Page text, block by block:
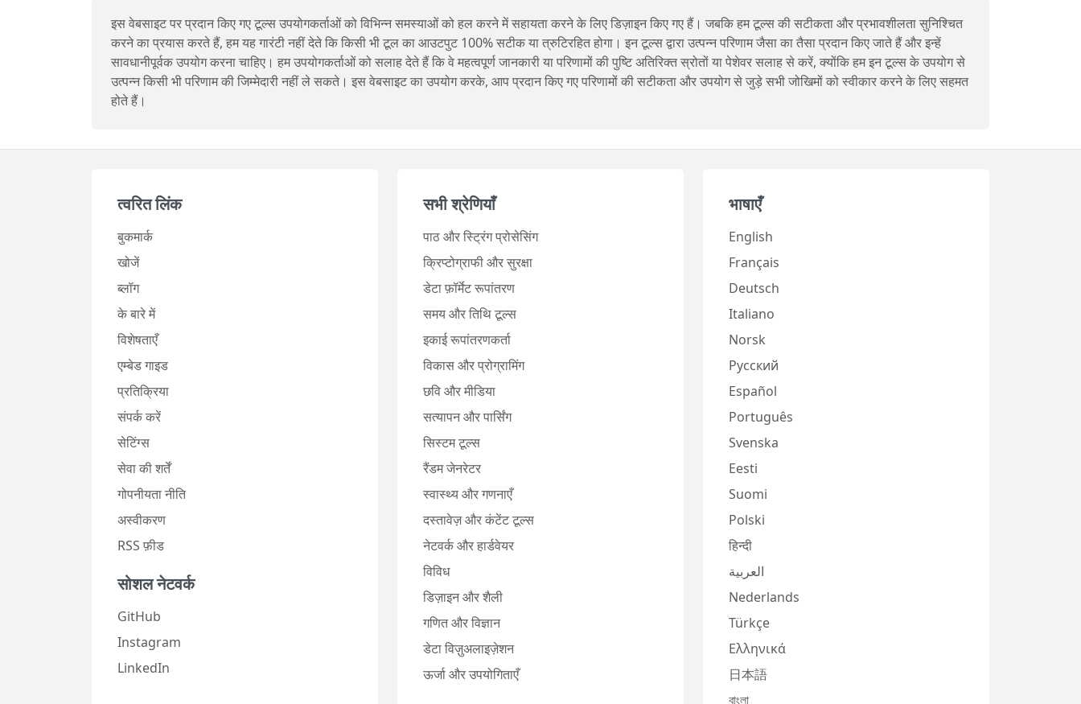
इस वेबसाइट पर प्रदान किए गए टूल्स उपयोगकर्ताओं को विभिन्न समस्याओं को हल करने में सहायता करने के लिए डिज़ाइन किए गए हैं। जबकि हम टूल्स की सटीकता और प्रभावशीलता सुनिश्चित
करने का प्रयास करते हैं, हम यह गारंटी नहीं देते कि किसी भी टूल का आउटपुट 100% सटीक या त्रुटिरहित होगा। इन टूल्स द्वारा उत्पन्न परिणाम जैसा का तैसा प्रदान किए जाते हैं और इन्हें
सावधानीपूर्वक उपयोग करना चाहिए। हम उपयोगकर्ताओं को सलाह देते हैं कि वे महत्वपूर्ण जानकारी या परिणामों की पुष्टि अतिरिक्त स्रोतों या पेशेवर सलाह से करें, क्योंकि हम इन टूल्स के उपयोग से
उत्पन्न किसी भी परिणाम की जिम्मेदारी नहीं ले सकते। इस वेबसाइट का उपयोग करके, आप प्रदान किए गए परिणामों की सटीकता और उपयोग से जुड़े सभी जोखिमों को स्वीकार करने के लिए सहमत
होते हैं।
त्वरित लिंक
बुकमार्क
खोजें
ब्लॉग
के बारे में
विशेषताएँ
एम्बेड गाइड
प्रतिक्रिया
संपर्क करें
सेटिंग्स
सेवा की शर्तें
गोपनीयता नीति
अस्वीकरण
RSS फ़ीड
सोशल नेटवर्क
GitHub
Instagram
LinkedIn
सभी श्रेणियाँ
पाठ और स्ट्रिंग प्रोसेसिंग
क्रिप्टोग्राफी और सुरक्षा
डेटा फ़ॉर्मेट रूपांतरण
समय और तिथि टूल्स
इकाई रूपांतरणकर्ता
विकास और प्रोग्रामिंग
छवि और मीडिया
सत्यापन और पार्सिंग
सिस्टम टूल्स
रैंडम जेनरेटर
स्वास्थ्य और गणनाएँ
दस्तावेज़ और कंटेंट टूल्स
नेटवर्क और हार्डवेयर
विविध
डिज़ाइन और शैली
गणित और विज्ञान
डेटा विज़ुअलाइज़ेशन
ऊर्जा और उपयोगिताएँ
भाषाएँ
English
Français
Deutsch
Italiano
Norsk
Русский
Español
Português
Svenska
Eesti
Suomi
Polski
हिन्दी
العربية
Nederlands
Türkçe
Ελληνικά
日本語
বাংলা